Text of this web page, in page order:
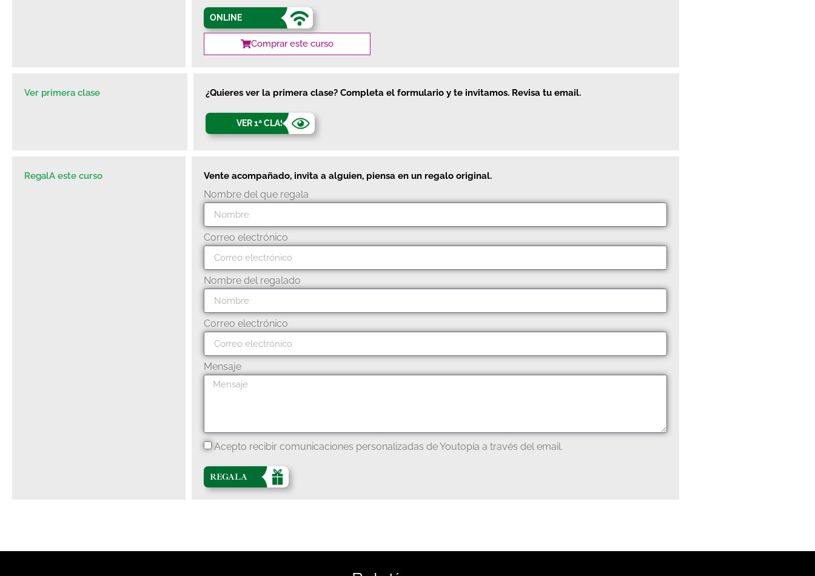
ONLINE
Comprar este curso
Ver primera clase ¿Quieres ver la primera clase? Completa el formulario y te invitamos. Revisa tu email.
VER 1ª CLASE
RegalA este curso Vente acompañado, invita a alguien, piensa en un regalo original.
Nombre del que regala
Correo electrónico
Nombre del regalado
Correo electrónico
Mensaje
Acepto recibir comunicaciones personalizadas de Youtopía a través del email.
REGALA